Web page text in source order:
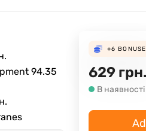
94.35
+6
629 грн.
В наявності